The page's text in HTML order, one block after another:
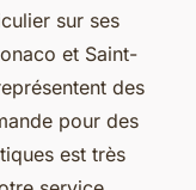
sur ses
et Saint-
des
pour des
est très